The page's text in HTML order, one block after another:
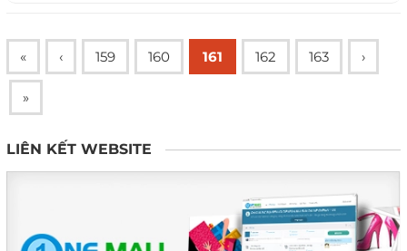
« ‹ 159 160 161 162 163 ›
»
LIÊN KẾT WEBSITE